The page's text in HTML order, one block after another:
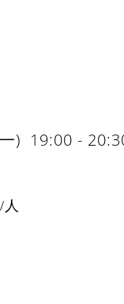
)  19:00 -